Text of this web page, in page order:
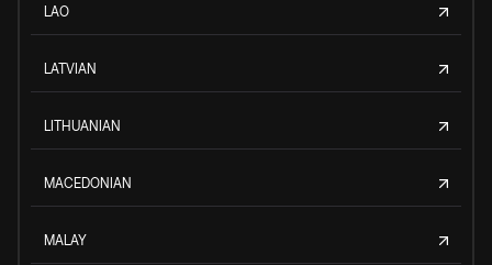
LAO
LATVIAN
LITHUANIAN
MACEDONIAN
MALAY